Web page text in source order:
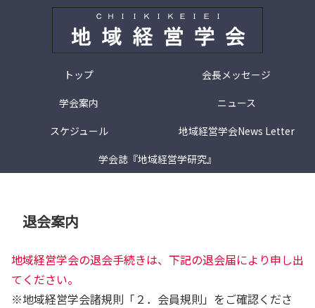
トップ
会長メッセージ
学会案内
ニュース
スケジュール
地域経営学会News Letter
学会誌『地域経営学研究』
退会案内
地域経営学会の退会手続きは、下記の退会届により申し出
てください。
※地域経営学会諸規則「２．会員規則」をご確認くださ